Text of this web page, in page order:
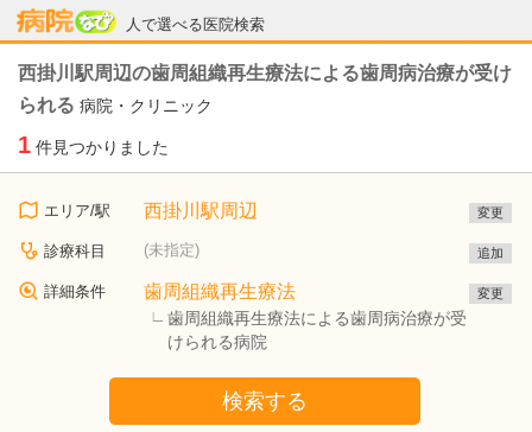
人で選べる医院検索
病院なび
西掛川駅周辺の歯周組織再生療法による歯周病治療が受け
られる 病院・クリニック
1 件見つかりました
エリア/駅 西掛川駅周辺 変更
診療科目 (未指定) 追加
詳細条件 歯周組織再生療法
歯周組織再生療法による歯周病治療が受
けられる病院
変更
検索する